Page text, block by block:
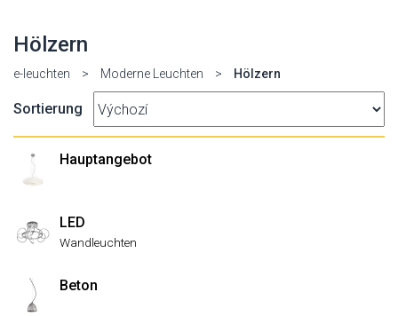
Hölzern
e-leuchten > Moderne Leuchten > Hölzern
Sortierung
Hauptangebot
LED
Wandleuchten
Beton